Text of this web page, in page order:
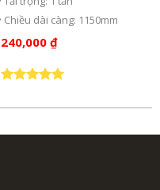
Chiều dài càng: 1150mm
240,000 ₫
hạng5.00